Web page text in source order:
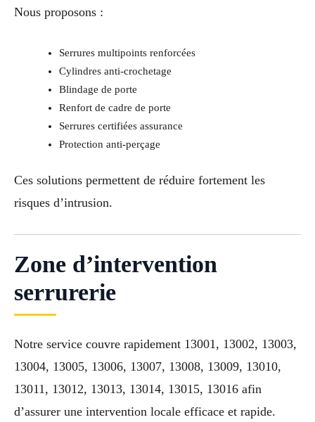
Nous proposons :
Serrures multipoints renforcées
Cylindres anti-crochetage
Blindage de porte
Renfort de cadre de porte
Serrures certifiées assurance
Protection anti-perçage
Ces solutions permettent de réduire fortement les
risques d’intrusion.
Zone d’intervention
serrurerie
Notre service couvre rapidement 13001, 13002, 13003,
13004, 13005, 13006, 13007, 13008, 13009, 13010,
13011, 13012, 13013, 13014, 13015, 13016 afin
d’assurer une intervention locale efficace et rapide.